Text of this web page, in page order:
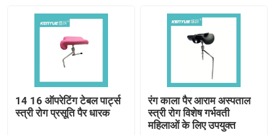
14 16 ऑपरेटिंग टेबल पार्ट्स
स्त्री रोग प्रसूति पैर धारक
रंग काला पैर आराम अस्पताल
स्त्री रोग विशेष गर्भवती
महिलाओं के लिए उपयुक्त